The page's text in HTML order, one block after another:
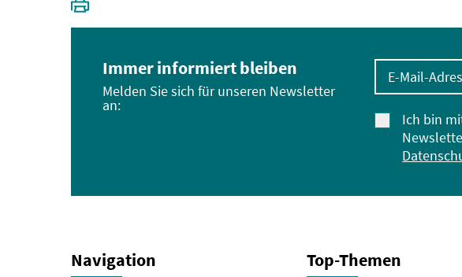
Immer informiert bleiben
Melden Sie sich für unseren Newsletter
an:
E-Mail-Adresse
Ich bin
Navigation Top-Themen